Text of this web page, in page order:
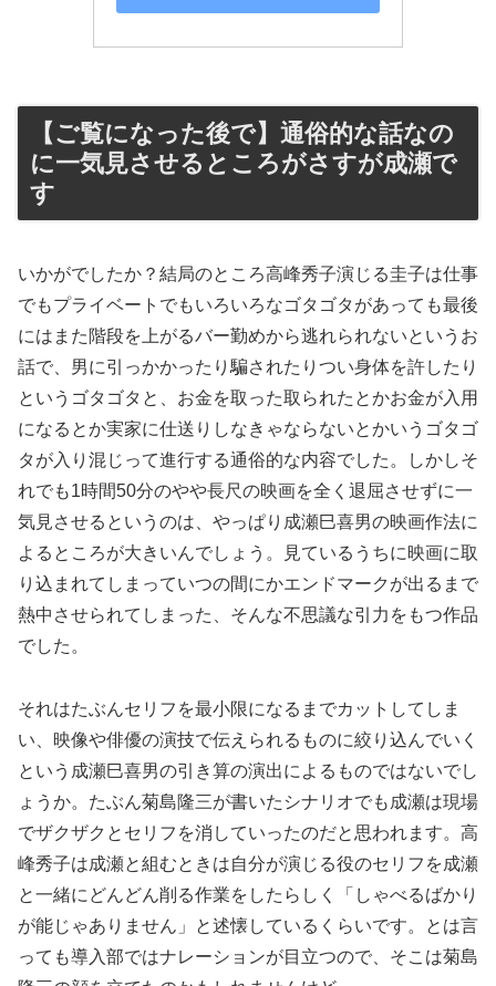
【ご覧になった後で】通俗的な話なの
に一気見させるところがさすが成瀬で
す
いかがでしたか？結局のところ高峰秀子演じる圭子は仕事
でもプライベートでもいろいろなゴタゴタがあっても最後
にはまた階段を上がるバー勤めから逃れられないというお
話で、男に引っかかったり騙されたりつい身体を許したり
というゴタゴタと、お金を取った取られたとかお金が入用
になるとか実家に仕送りしなきゃならないとかいうゴタゴ
タが入り混じって進行する通俗的な内容でした。しかしそ
れでも1時間50分のやや長尺の映画を全く退屈させずに一
気見させるというのは、やっぱり成瀬巳喜男の映画作法に
よるところが大きいんでしょう。見ているうちに映画に取
り込まれてしまっていつの間にかエンドマークが出るまで
熱中させられてしまった、そんな不思議な引力をもつ作品
でした。
それはたぶんセリフを最小限になるまでカットしてしま
い、映像や俳優の演技で伝えられるものに絞り込んでいく
という成瀬巳喜男の引き算の演出によるものではないでし
ょうか。たぶん菊島隆三が書いたシナリオでも成瀬は現場
でザクザクとセリフを消していったのだと思われます。高
峰秀子は成瀬と組むときは自分が演じる役のセリフを成瀬
と一緒にどんどん削る作業をしたらしく「しゃべるばかり
が能じゃありません」と述懐しているくらいです。とは言
っても導入部ではナレーションが目立つので、そこは菊島